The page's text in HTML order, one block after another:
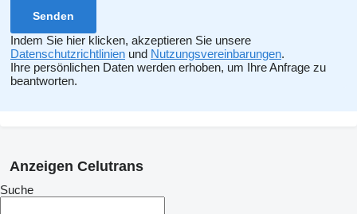
Indem Sie hier klicken, akzeptieren Sie unsere
Datenschutzrichtlinien und Nutzungsvereinbarungen.
Ihre persönlichen Daten werden erhoben, um Ihre Anfrage zu
beantworten.
Anzeigen Celutrans
Suche